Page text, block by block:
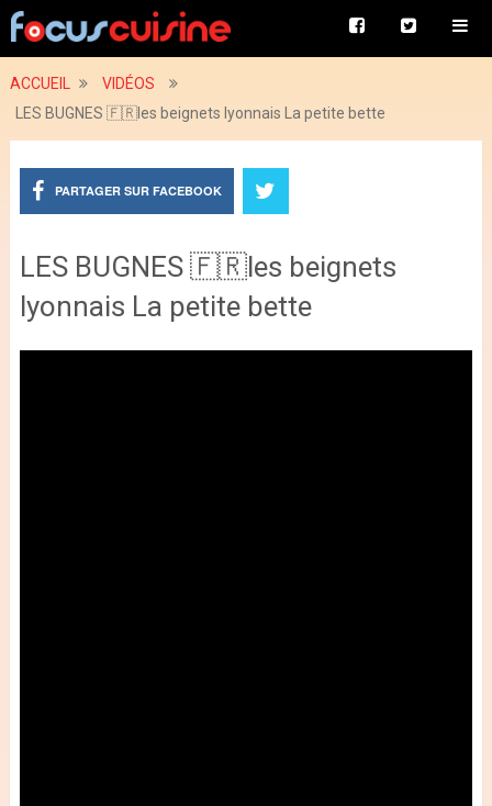
ACCUEIL
VIDÉOS
LES BUGNES 🇫🇷les beignets lyonnais La petite bette
PARTAGER SUR FACEBOOK
LES BUGNES 🇫🇷les beignets
lyonnais La petite bette